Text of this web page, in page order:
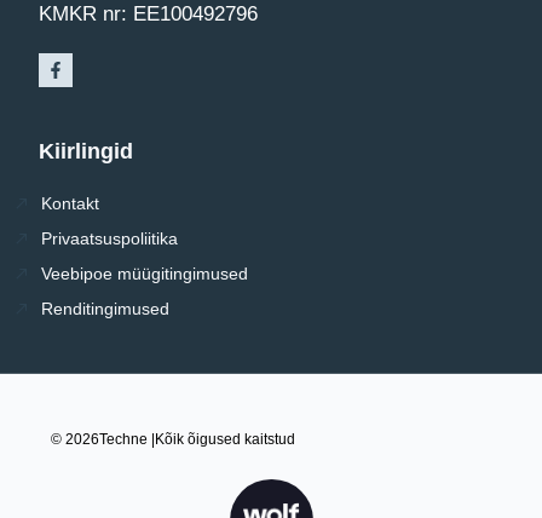
KMKR nr: EE100492796
Kiirlingid
Kontakt
Privaatsuspoliitika
Veebipoe müügitingimused
Renditingimused
© 2026Techne | Kõik õigused kaitstud